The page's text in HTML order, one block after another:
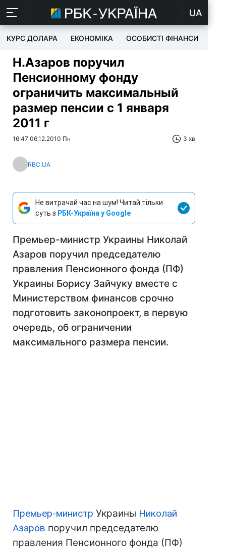
UA
КУРС ДОЛАРА ЕКОНОМІКА ОСОБИСТІ ФІНАНСИ
Н.Азаров поручил
Пенсионному фонду
ограничить максимальный
размер пенсии с 1 января
2011 г
16:47 06.12.2010 Пн 3 хв
RBC.UA
Не витрачай час на шум! Читай тільки
суть з РБК-Україна у Google
Премьер-министр Украины Николай
Азаров поручил председателю
правления Пенсионного фонда (ПФ)
Украины Борису Зайчуку вместе с
Министерством финансов срочно
подготовить законопроект, в первую
очередь, об ограничении
максимального размера пенсии.
Премьер-министр Украины Николай
Азаров поручил председателю
правления Пенсионного фонда (ПФ)